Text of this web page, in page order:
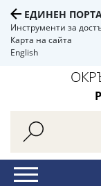
ЕДИНЕН
Инструменти за
Карта на сайта
English